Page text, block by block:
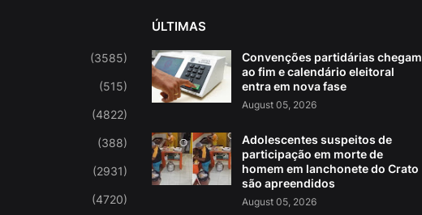
(3585)
(515)
(4822)
(388)
(2931)
(4720)
ÚLTIMAS
Convenções partidárias chegam
ao fim e calendário eleitoral
entra em nova fase
August 05, 2026
Adolescentes suspeitos de
participação em morte de
homem em lanchonete do Crato
são apreendidos
August 05, 2026